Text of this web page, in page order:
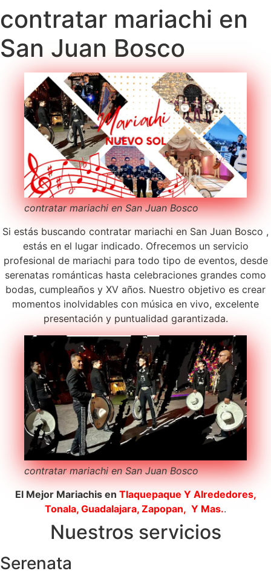
contratar mariachi en
San Juan Bosco
contratar mariachi en San Juan Bosco
Si estás buscando contratar mariachi en San Juan Bosco ,
estás en el lugar indicado. Ofrecemos un servicio
profesional de mariachi para todo tipo de eventos, desde
serenatas románticas hasta celebraciones grandes como
bodas, cumpleaños y XV años. Nuestro objetivo es crear
momentos inolvidables con música en vivo, excelente
presentación y puntualidad garantizada.
contratar mariachi en San Juan Bosco
El Mejor Mariachis en Tlaquepaque Y Alrededores,
Tonala, Guadalajara, Zapopan, Y Mas..
Nuestros servicios
Serenata